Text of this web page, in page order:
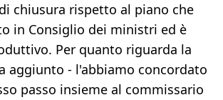
chiusura rispetto al piano che
in Consiglio dei ministri ed è
Per quanto riguarda la
aggiunto - l'abbiamo concordato
passo insieme al commissario